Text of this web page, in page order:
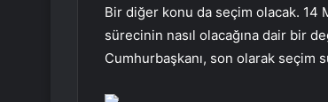
Bir diğer konu da seçim olacak. 14
sürecinin nasıl olacağına dair bir
Cumhurbaşkanı, son olarak seçim